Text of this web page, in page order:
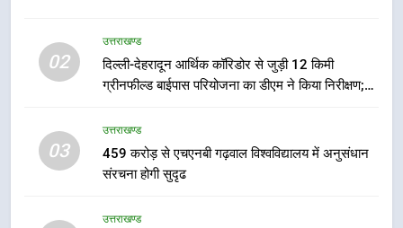
02
उत्तराखण्ड
दिल्ली-देहरादून आर्थिक कॉरिडोर से जुड़ी 12 किमी
ग्रीनफील्ड बाईपास परियोजना का डीएम ने किया निरीक्षण;
सुरक्षा मानकों से कोई समझौता नहींः डीएम
03
उत्तराखण्ड
459 करोड़ से एचएनबी गढ़वाल विश्वविद्यालय में अनुसंधान
संरचना होगी सुदृढ
उत्तराखण्ड
6
मुख्यमंत्री पुष्कर सिंह धामी के दिशा-निर्देशों
में पीएम आवास योजना (शहरी) की प्रगति
7
बैरागीवाला हत्याकांड के फरार चल रहे